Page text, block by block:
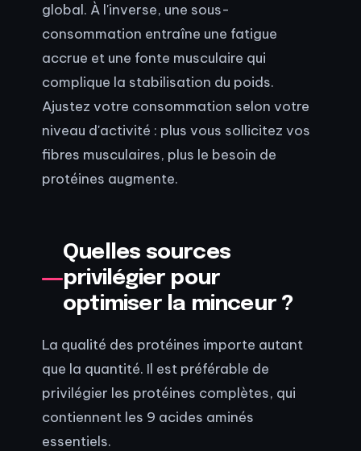
global. À l'inverse, une sous-
consommation entraîne une fatigue
accrue et une fonte musculaire qui
complique la stabilisation du poids.
Ajustez votre consommation selon votre
niveau d'activité : plus vous sollicitez vos
fibres musculaires, plus le besoin de
protéines augmente.
Quelles sources
privilégier pour
optimiser la minceur ?
La qualité des protéines importe autant
que la quantité. Il est préférable de
privilégier les protéines complètes, qui
contiennent les 9 acides aminés
essentiels.